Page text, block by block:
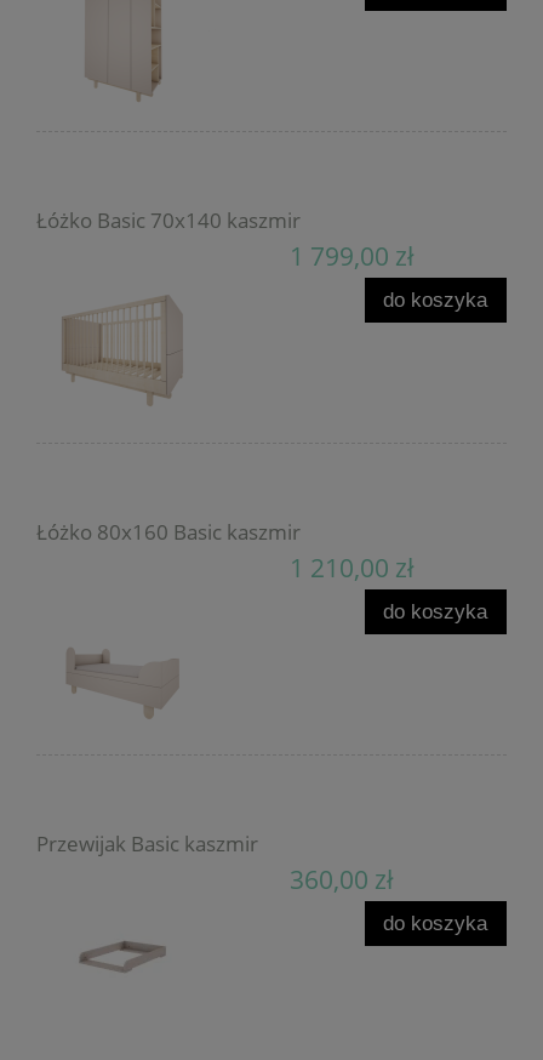
Łóżko Basic 70x140 kaszmir
1 799,00 zł
do koszyka
Łóżko 80x160 Basic kaszmir
1 210,00 zł
do koszyka
Przewijak Basic kaszmir
360,00 zł
do koszyka